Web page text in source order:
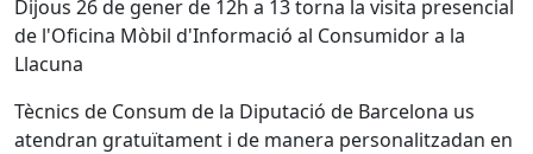
Dijous 26 de gener de 12h a 13 torna la visita presencial
de l'Oficina Mòbil d'Informació al Consumidor a la
Llacuna
Tècnics de Consum de la Diputació de Barcelona us
atendran gratuïtament i de manera personalitzadan en